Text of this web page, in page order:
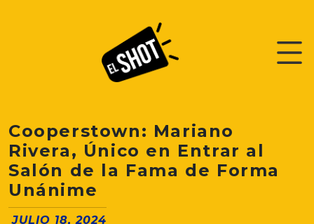
Cooperstown: Mariano
Rivera, Único en Entrar al
Salón de la Fama de Forma
Unánime
JULIO 18, 2024